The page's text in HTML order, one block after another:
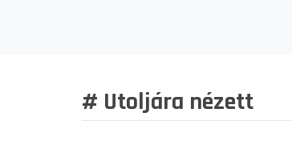
# Utoljára nézett